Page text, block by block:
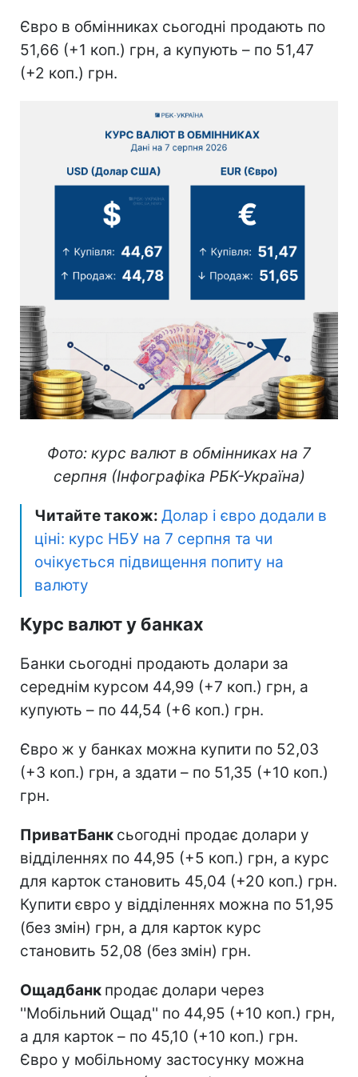
Євро в обмінниках сьогодні продають по
51,66 (+1 коп.) грн, а купують – по 51,47
(+2 коп.) грн.
Фото: курс валют в обмінниках на 7
серпня (Інфографіка РБК-Україна)
Читайте також: Долар і євро додали в
ціні: курс НБУ на 7 серпня та чи
очікується підвищення попиту на
валюту
Курс валют у банках
Банки сьогодні продають долари за
середнім курсом 44,99 (+7 коп.) грн, а
купують – по 44,54 (+6 коп.) грн.
Євро ж у банках можна купити по 52,03
(+3 коп.) грн, а здати – по 51,35 (+10 коп.)
грн.
ПриватБанк сьогодні продає долари у
відділеннях по 44,95 (+5 коп.) грн, а курс
для карток становить 45,04 (+20 коп.) грн.
Купити євро у відділеннях можна по 51,95
(без змін) грн, а для карток курс
становить 52,08 (без змін) грн.
Ощадбанк продає долари через
''Мобільний Ощад'' по 44,95 (+10 коп.) грн,
а для карток – по 45,10 (+10 коп.) грн.
Євро у мобільному застосунку можна